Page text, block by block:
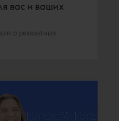
вас и ваших
о ремонтных